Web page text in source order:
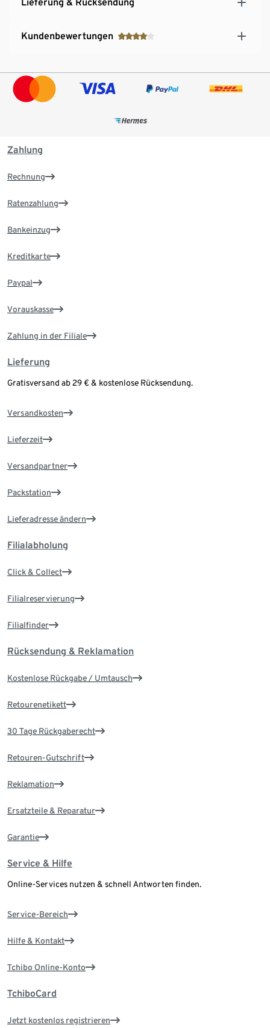
Kundenbewertungen
Zahlung
Rechnung
Ratenzahlung
Bankeinzug
Kreditkarte
Paypal
Vorauskasse
Zahlung in der Filiale
Lieferung
Gratisversand ab 29 € & kostenlose Rücksendung.
Versandkosten
Lieferzeit
Versandpartner
Packstation
Lieferadresse ändern
Filialabholung
Click & Collect
Filialreservierung
Filialfinder
Rücksendung & Reklamation
Kostenlose Rückgabe / Umtausch
Retourenetikett
30 Tage Rückgaberecht
Retouren-Gutschrift
Reklamation
Ersatzteile & Reparatur
Garantie
Service & Hilfe
Online-Services nutzen & schnell Antworten finden.
Service-Bereich
Hilfe & Kontakt
Tchibo Online-Konto
TchiboCard
Jetzt kostenlos registrieren